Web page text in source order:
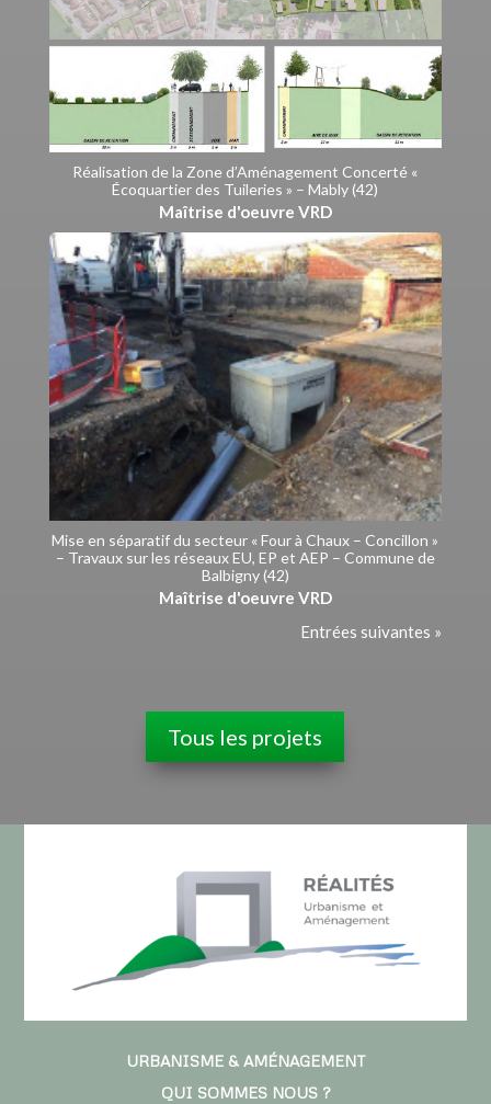
Réalisation de la Zone d’Aménagement Concerté «
Écoquartier des Tuileries » – Mably (42)
Maîtrise d'oeuvre VRD
Mise en séparatif du secteur « Four à Chaux – Concillon »
– Travaux sur les réseaux EU, EP et AEP – Commune de
Balbigny (42)
Maîtrise d'oeuvre VRD
Entrées suivantes »
Tous les projets
URBANISME & AMÉNAGEMENT
QUI SOMMES NOUS ?